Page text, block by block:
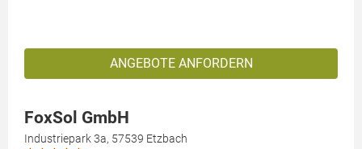
ANGEBOTE ANFORDERN
FoxSol GmbH
Industriepark 3a, 57539 Etzbach